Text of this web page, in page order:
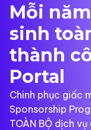
Mỗi
sinh
thành
Portal
Chinh phục giấc
Sponsorship
TOÀN BỘ dịch vụ